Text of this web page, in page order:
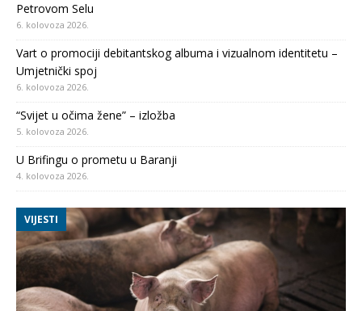
Petrovom Selu
6. kolovoza 2026.
Vart o promociji debitantskog albuma i vizualnom identitetu –
Umjetnički spoj
6. kolovoza 2026.
“Svijet u očima žene” – izložba
5. kolovoza 2026.
U Brifingu o prometu u Baranji
4. kolovoza 2026.
VIJESTI